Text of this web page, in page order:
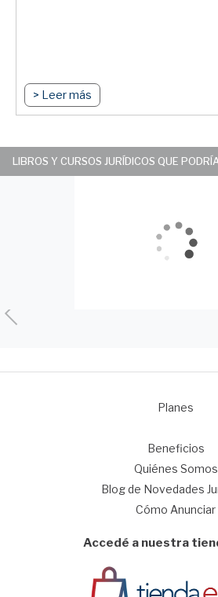
> Leer más
LIBROS Y CURSOS JURÍDICOS QUE
Planes
Beneficios
Quiénes Somos
Blog de Novedades
Cómo Anunciar
Accedé a nuestra